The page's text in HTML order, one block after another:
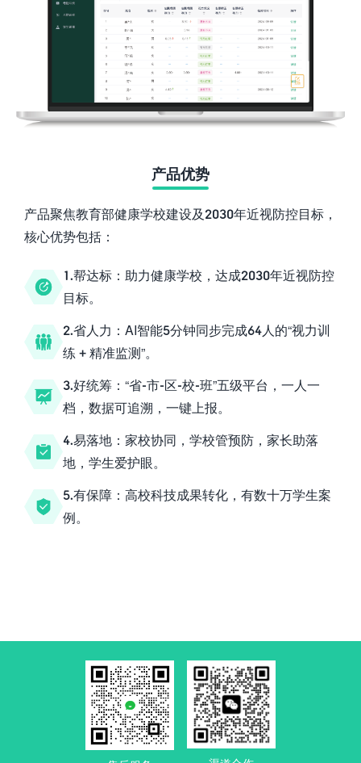
产品优势
产品聚焦教育部健康学校建设及2030年近视防控目标，
核心优势包括：
1.帮达标：助力健康学校，达成2030年近视防控
目标。
2.省人力：AI智能5分钟同步完成64人的“视力训
练 + 精准监测”。
3.好统筹：“省-市-区-校-班”五级平台，一人一
档，数据可追溯，一键上报。
4.易落地：家校协同，学校管预防，家长助落
地，学生爱护眼。
5.有保障：高校科技成果转化，有数十万学生案
例。